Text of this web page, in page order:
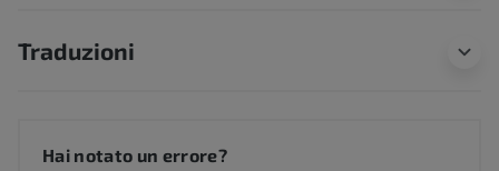
Traduzioni
Hai notato un errore?